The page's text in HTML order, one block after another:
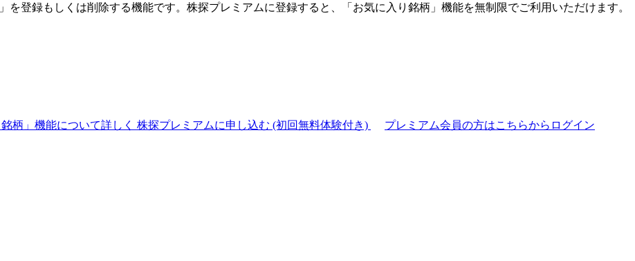
を登録もしくは削除する機能です。 株探プレミアムに登録すると、「お気に入り銘柄」機能を無制限でご利用いただけます。
銘柄」機能について詳しく 株探プレミアムに申し込む (初回無料体験付き)
プレミアム会員の方はこちらからログイン